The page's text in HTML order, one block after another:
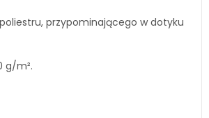
poliestru, przypominającego w dotyku
g/m².